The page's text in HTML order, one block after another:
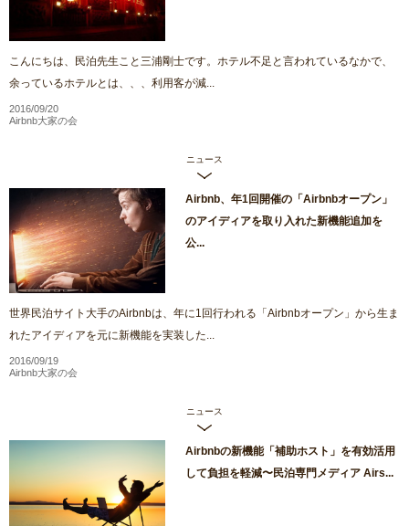
こんにちは、民泊先生こと三浦剛士です。ホテル不足と言われているなかで、
余っているホテルとは、、、利用客が減...
2016/09/20
Airbnb大家の会
ニュース
Airbnb、年1回開催の「Airbnbオープン」
のアイディアを取り入れた新機能追加を
公...
世界民泊サイト大手のAirbnbは、年に1回行われる「Airbnbオープン」から生ま
れたアイディアを元に新機能を実装した...
2016/09/19
Airbnb大家の会
ニュース
Airbnbの新機能「補助ホスト」を有効活用
して負担を軽減〜民泊専門メディア Airs...